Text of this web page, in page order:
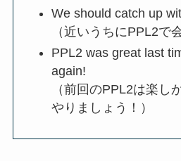
We should catch up
（近いうちにPPL2で
PPL2 was great last
again!
（前回のPPL2は楽し
やりましょう！）